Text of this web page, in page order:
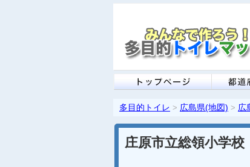
多目的トイレ > 広島県(地図) > 広
庄原市立総領小学校